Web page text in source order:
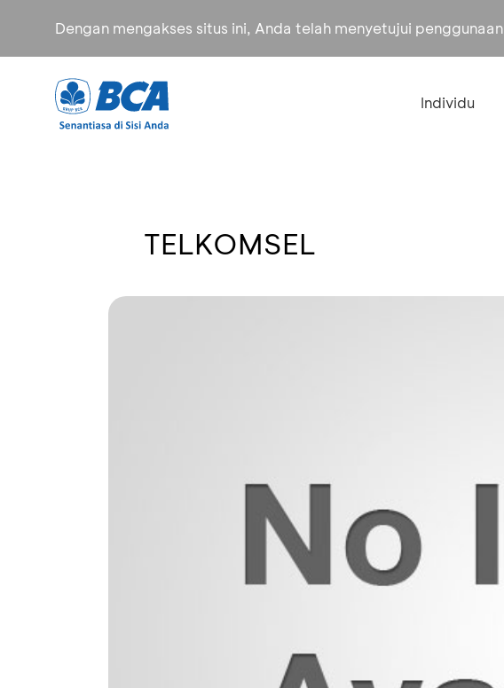
Dengan mengakses situs ini, Anda telah menyetujui penggunaan
Individu
TELKOMSEL